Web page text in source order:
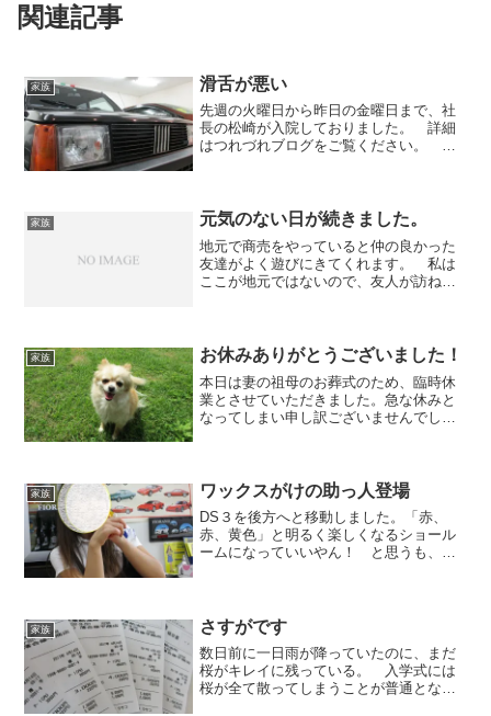
関連記事
家族 滑舌が悪い
先週の火曜日から昨日の金曜日まで、社
長の松崎が入院しておりました。 詳細
はつれづれブログをご覧ください。 今
いねぇぜ。 楽出来そうだ...
家族 元気のない日が続きました。
地元で商売をやっていると仲の良かった
友達がよく遊びにきてくれます。 私は
ここが地元ではないので、友人が訪ねて
いてありますが、同級生の...
家族 お休みありがとうございました！
本日は妻の祖母のお葬式のため、臨時休
業とさせていただきました。急な休みと
なってしまい申し訳ございませんでし
し、自分でご飯を温めて、ト...
家族 ワックスがけの助っ人登場
DS３を後方へと移動しました。「赤、
赤、黄色」と明るく楽しくなるショール
ームになっていいやん！ と思うも、し
見えてしまう。 145...
家族 さすがです
数日前に一日雨が降っていたのに、まだ
桜がキレイに残っている。 入学式には
桜が全て散ってしまうことが普通となっ